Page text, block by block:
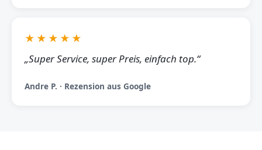
★★★★★
„Super Service, super Preis, einfach top.“
Andre P. · Rezension aus Google